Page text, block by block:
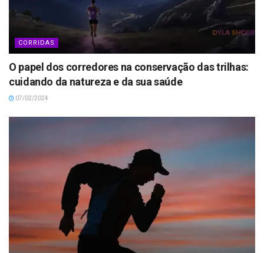
CORRIDAS
O papel dos corredores na conservação das trilhas:
cuidando da natureza e da sua saúde
07/02/2024